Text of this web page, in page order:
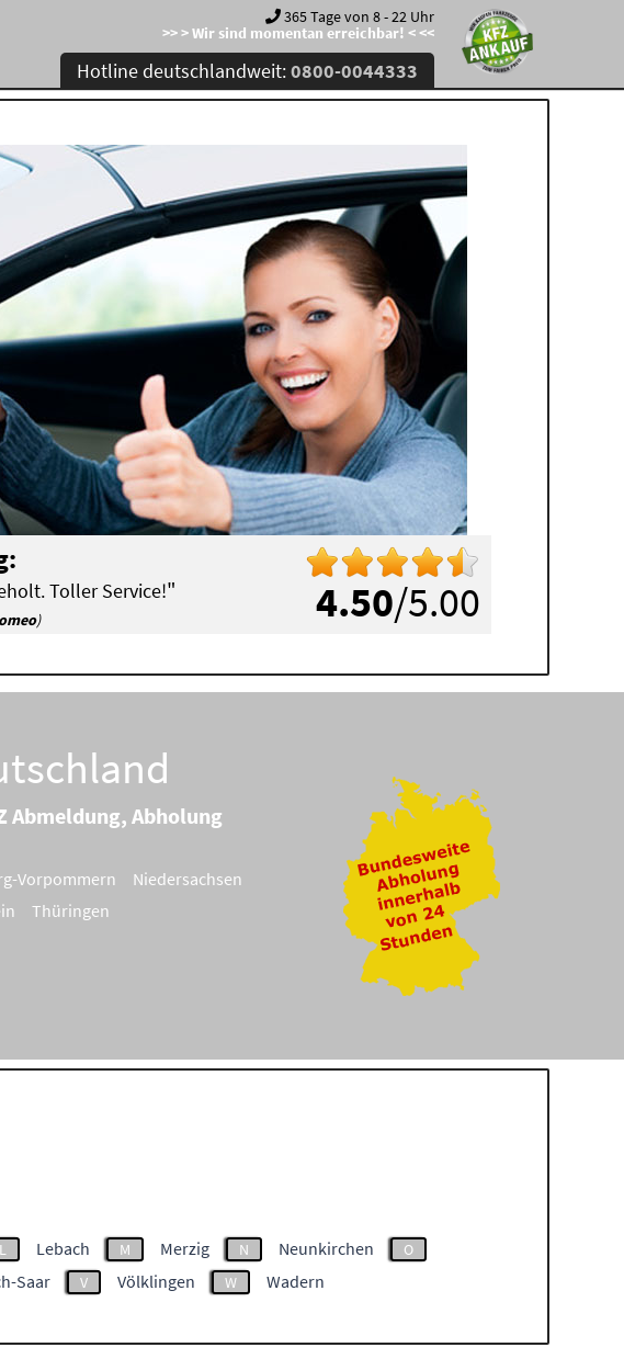
365 Tage von 8 - 22 Uhr
>> > Wir sind momentan erreichbar! < <<
Hotline deutschlandweit:0800-0044333
4.50/5.00
Toller Service!"
)
Abholung
Vorpommern
Niedersachsen
Thüringen
L Lebach M Merzig N Neunkirchen O
Saar V Völklingen W Wadern